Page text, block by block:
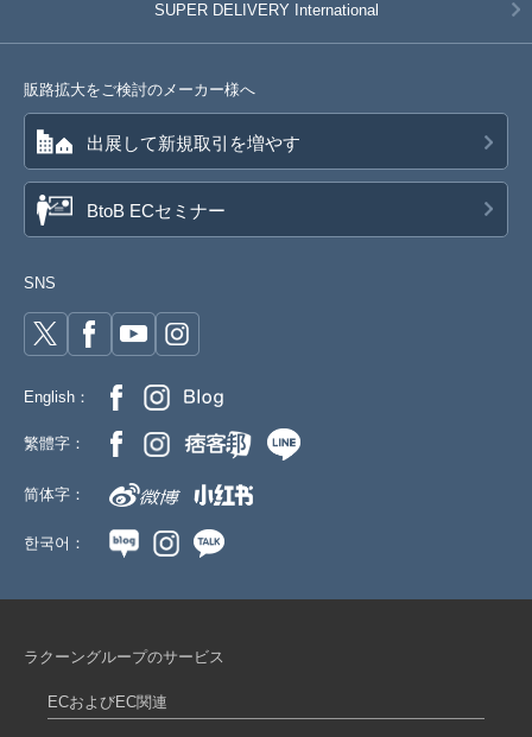
SD品番：12166279S30 / メーカー品番：524-104
参考上代 オープンプライス
SOLD OUT
SD品番：12166279S31 / メーカー品番：524-104
8-6ブルー/B120cm
参考上代
SD品番：12166279S32
8-6ブルー/B130cm
参考上代
SD品番：12166279S33
SD品番：12166279S34
SUPER DELIVERY International
販路拡大をご検討のメーカー様へ
出展して新規取引を増やす
BtoB ECセミナー
SNS
English：
繁體字：
简体字：
한국어：
ラクーングループのサービス
ECおよびEC関連